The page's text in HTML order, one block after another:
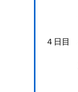
サッ
４日目
現地